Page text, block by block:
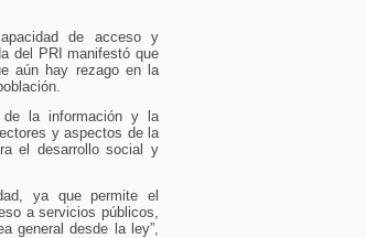
de acceso y
del PRI manifestó que
aún hay rezago en la
de la información y la
y aspectos de la
el desarrollo social y
ya que permite el
a servicios públicos,
general desde la ley”,